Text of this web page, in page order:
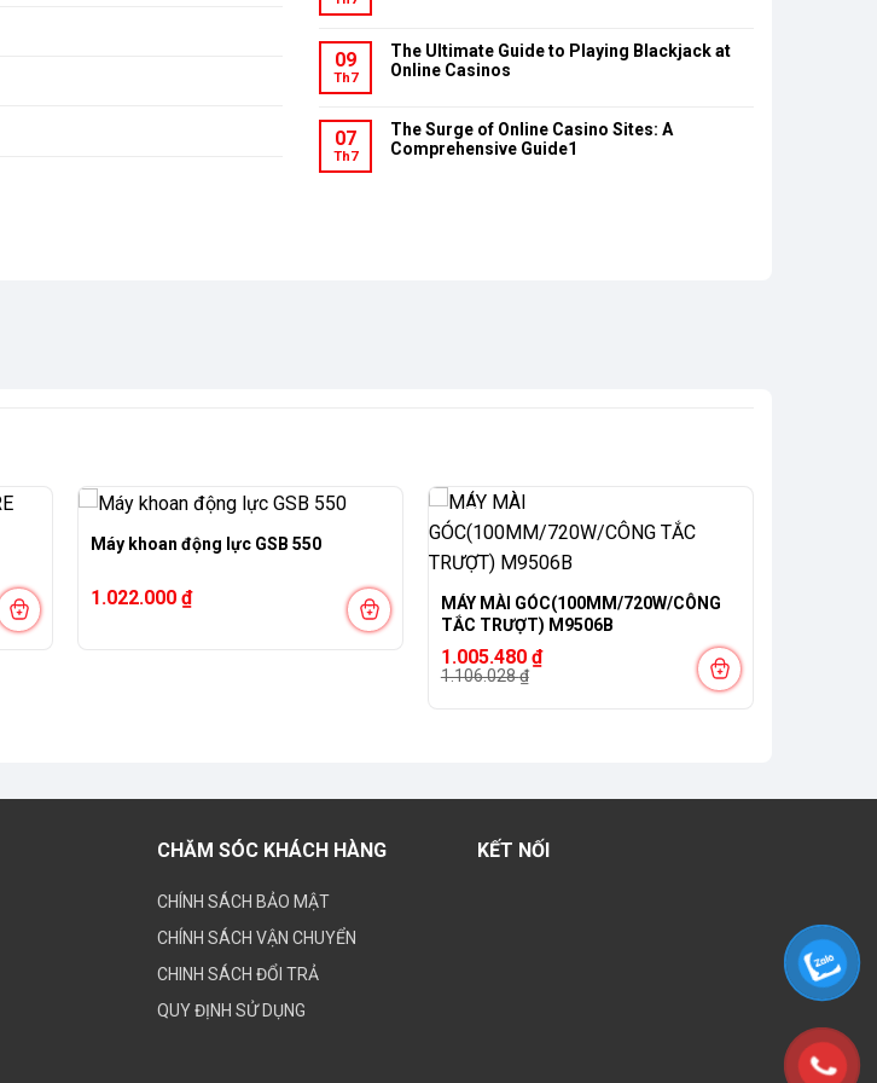
09
Th7
The Ultimate Guide to Playing Blackjack at
Online Casinos
07
Th7
The Surge of Online Casino Sites: A
Comprehensive Guide1
Máy khoan động lực GSB 550
1.022.000 ₫
-9%
MÁY MÀI GÓC(100MM/720W/CÔNG
TẮC TRƯỢT) M9506B
1.106.028₫
Giá
gốc
1.005.480 ₫
Giá
hiện
CHĂM SÓC KHÁCH HÀNG
CHÍNH SÁCH BẢO MẬT
CHÍNH SÁCH VẬN CHUYỂN
CHINH SÁCH ĐỔI TRẢ
QUY ĐỊNH SỬ DỤNG
KẾT NỐI